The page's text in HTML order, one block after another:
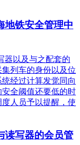
地铁安全管理中
器以及与之配套的
列车的身份以及位
经过计算发觉同向
全阈值还要低的时
人员予以提醒，使
读写器的会员管